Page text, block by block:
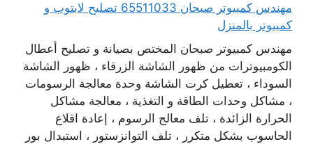
مهندس كمبيوتر صبحان 65511033 تصليح لابتوب و
كمبيوتر بالمنزل
مهندس كمبيوتر صبحان المختص بصيانة و تصليح أعطال
الكومبيوترات من ظهور الشاشة الزرقاء ، ظهور الشاشة
السوداء ، تعطيل كرت الشاشة وحدة معالجة الرسومات
، مشاكل وحدات الطاقة و التغذية ، معالجة مشاكل
الحرارة الزائدة ، تلف معالج الرسوم ، إعادة اقلاع
الحاسوب بشكل متكرر ، تلف التوانزستور ، استبدال بور